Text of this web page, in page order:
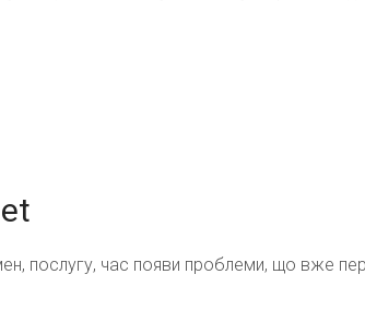
послугу, час появи проблеми, що вже